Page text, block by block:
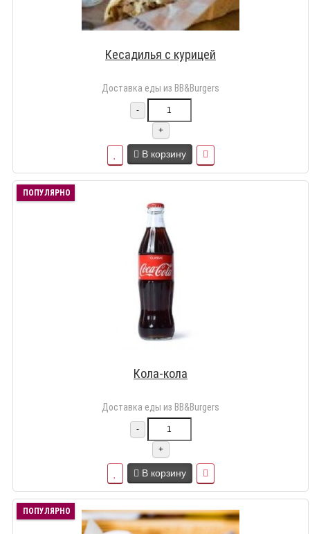
Кесадилья с курицей
Доставка еды из BB&Burgers
-
+
В корзину
ПОПУЛЯРНО
Кола-кола
Доставка еды из BB&Burgers
-
+
В корзину
ПОПУЛЯРНО